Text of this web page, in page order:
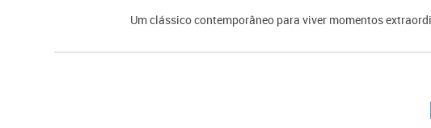
Um clássico contemporâneo para viver momentos